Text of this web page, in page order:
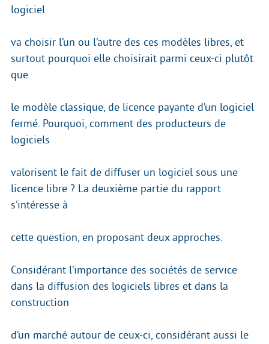
logiciel
va choisir l’un ou l’autre des ces modèles libres, et
surtout pourquoi elle choisirait parmi ceux-ci plutôt
que
le modèle classique, de licence payante d’un logiciel
fermé. Pourquoi, comment des producteurs de
logiciels
valorisent le fait de diffuser un logiciel sous une
licence libre ? La deuxième partie du rapport
s’intéresse à
cette question, en proposant deux approches.
Considérant l’importance des sociétés de service
dans la diffusion des logiciels libres et dans la
construction
d’un marché autour de ceux-ci, considérant aussi le